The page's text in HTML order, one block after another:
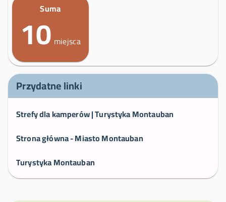
Suma
10 miejsca
Przydatne linki
Strefy dla kamperów | Turystyka Montauban
Strona główna - Miasto Montauban
Turystyka Montauban